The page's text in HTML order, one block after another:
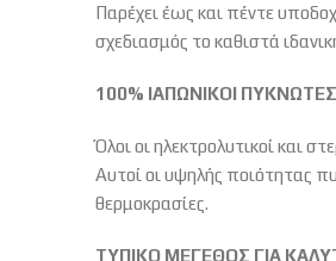
Παρέχει έως και πέντε
σχεδιασμός το καθιστά
100% ΙΑΠΩΝΙΚΟΙ ΠΥΚΝΩΤΕΣ
Όλοι οι ηλεκτρολυτικοί και
Αυτοί οι υψηλής ποιότητας
θερμοκρασίες.
ΤΥΠΙΚΟ ΜΕΓΕΘΟΣ ΓΙΑ